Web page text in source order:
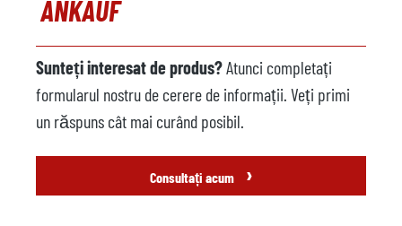
ANKAUF
Sunteți interesat de produs?Atunci completați
formularul nostru de cerere de informații. Veți primi
un răspuns cât mai curând posibil.
Consultați acum ›